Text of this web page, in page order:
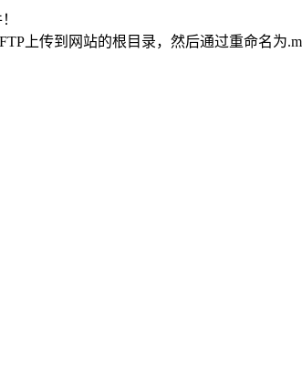
上传到网站的根目录，然后通过重命名为